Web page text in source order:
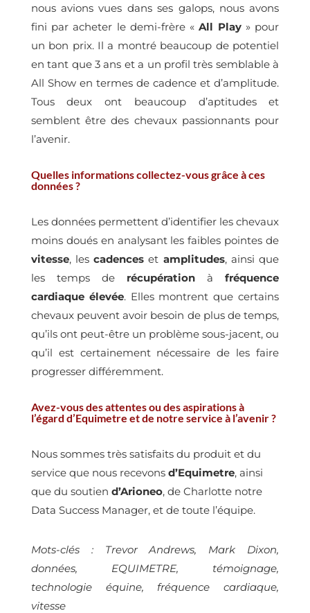
nous avions vues dans ses galops, nous avons
fini par acheter le demi-frère «All Play» pour
un bon prix. Il a montré beaucoup de potentiel
en tant que 3 ans et a un profil très semblable à
All Show en termes de cadence et d’amplitude.
Tous deux ont beaucoup d’aptitudes et
semblent être des chevaux passionnants pour
l’avenir.
Quelles informations collectez-vous grâce à ces
données ?
Les données permettent d’identifier les chevaux
moins doués en analysant les faibles pointes de
vitesse, lescadences et amplitudes, ainsi que
les temps de récupération à fréquence
cardiaque élevée. Elles montrent que certains
chevaux peuvent avoir besoin de plus de temps,
qu’ils ont peut-être un problème sous-jacent, ou
qu’il est certainement nécessaire de les faire
progresser différemment.
Avez-vous des attentes ou des aspirations à
l’égard d’Equimetre et de notre service à l’avenir ?
Nous sommes très satisfaits du produit et du
service que nous recevons d’Equimetre, ainsi
que du soutien d’Arioneo, de Charlotte notre
Data Success Manager, et de toute l’équipe.
Mots-clés : Trevor Andrews, Mark Dixon,
données, EQUIMETRE, témoignage,
technologie équine, fréquence cardiaque,
vitesse